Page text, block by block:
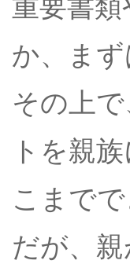
重要書
か、ま
その上
トを親
こまで
だが、